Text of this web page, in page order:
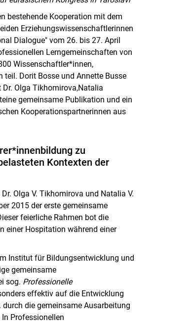
bestehende Kooperation mit dem
Erziehungswissenschaftlerinnen
Dialogue" vom 26. bis 27. April
Lerngemeinschaften von
Wissenschaftler*innen,
Dorit Bosse und Annette Busse
Olga Tikhomirova,Natalia
eine gemeinsame Publikation und ein
Kooperationspartnerinnen aus
zu
Kontexten der
Dr. Olga V. Tikhomirova und Natalia V.
2015 der erste gemeinsame
feierliche Rahmen bot die
einer Hospitation während einer
Institut für Bildungsentwicklung und
gemeinsame
sog. Professionelle
effektiv auf die Entwicklung
die gemeinsame Ausarbeitung
Professionellen